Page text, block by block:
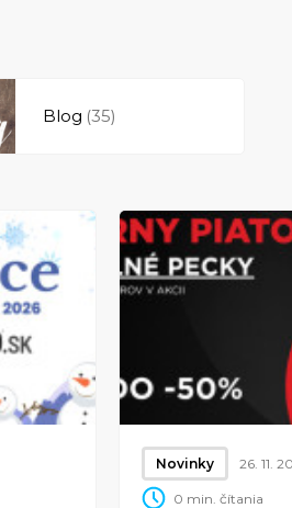
Blog (35)
Novinky 26. 11.
0 min. čítania